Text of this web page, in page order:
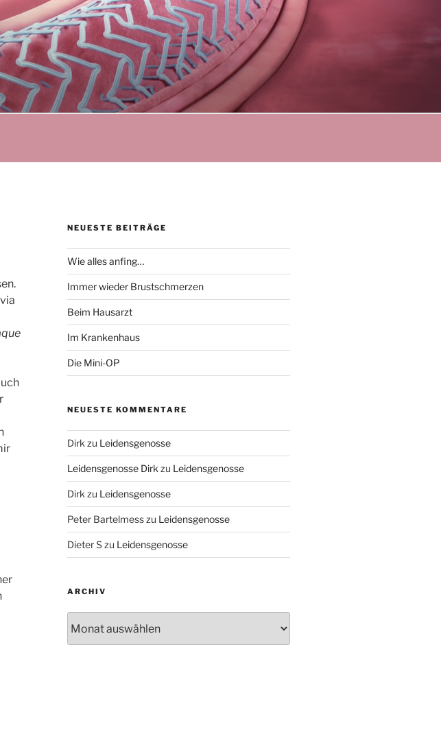
NEUESTE BEITRÄGE
Wie alles anfing…
Immer wieder Brustschmerzen
Beim Hausarzt
Im Krankenhaus
Die Mini-OP
NEUESTE KOMMENTARE
Dirk zu Leidensgenosse
Leidensgenosse Dirk zu Leidensgenosse
Dirk zu Leidensgenosse
Peter Bartelmesszu Leidensgenosse
Dieter Szu Leidensgenosse
ARCHIV